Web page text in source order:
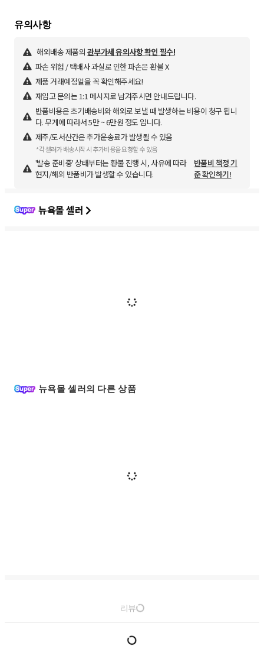
유의사항
해외배송 제품의 관부가세 유의사항 확인 필수!
파손 위험 / 택배사 과실로 인한 파손은 환불 X
제품 거래예정일을 꼭 확인해주세요!
재입고 문의는 1:1 메시지로 남겨주시면 안내드립니다.
반품비용은 초기배송비와 해외로 보낼 때 발생하는 비용이 청구 됩니
다. 무게에 따라서 5만 ~ 6만원 정도 입니다.
제주/도서산간은 추가운송료가 발생될 수 있음
*각 셀러가 배송시작 시 추가비용을 요청할 수 있음
'발송 준비중' 상태부터는 환불 진행 시, 사유에 따라
현지/해외 반품비가 발생할 수 있습니다.
반품비 책정 기
준 확인하기!
뉴욕몰 셀러
뉴욕몰 셀러의 다른 상품
리뷰